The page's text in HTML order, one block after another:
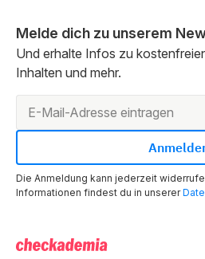
53227 Bonn
Bremen
Linzer Straße 7
28359 Bremen
Dortmund
Melde dich zu unserem
Und erhalte Infos zu
Inhalten und mehr.
Die Anmeldung kann jederzeit
Informationen findest du in unserer